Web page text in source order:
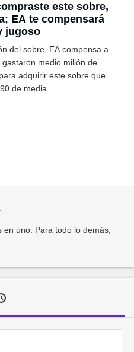
este sobre,
EA te compensará
jugoso
del sobre, EA compensa a
medio millón de
adquirir este sobre que
de media.
en uno. Para todo lo demás,